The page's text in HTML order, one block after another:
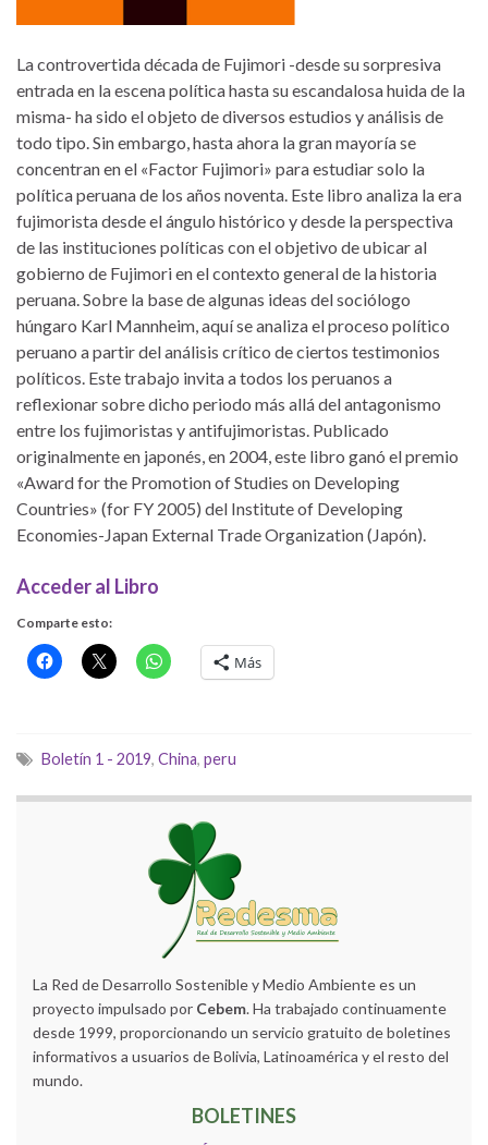
La controvertida década de Fujimori -desde su sorpresiva
entrada en la escena política hasta su escandalosa huida de la
misma- ha sido el objeto de diversos estudios y análisis de
todo tipo. Sin embargo, hasta ahora la gran mayoría se
concentran en el «Factor Fujimori» para estudiar solo la
política peruana de los años noventa. Este libro analiza la era
fujimorista desde el ángulo histórico y desde la perspectiva
de las instituciones políticas con el objetivo de ubicar al
gobierno de Fujimori en el contexto general de la historia
peruana. Sobre la base de algunas ideas del sociólogo
húngaro Karl Mannheim, aquí se analiza el proceso político
peruano a partir del análisis crítico de ciertos testimonios
políticos. Este trabajo invita a todos los peruanos a
reflexionar sobre dicho periodo más allá del antagonismo
entre los fujimoristas y antifujimoristas. Publicado
originalmente en japonés, en 2004, este libro ganó el premio
«Award for the Promotion of Studies on Developing
Countries» (for FY 2005) del Institute of Developing
Economies-Japan External Trade Organization (Japón).
Acceder al Libro
Comparte esto:
Más
Boletín 1 - 2019, China, peru
La Red de Desarrollo Sostenible y Medio Ambiente es un
proyecto impulsado por Cebem. Ha trabajado continuamente
desde 1999, proporcionando un servicio gratuito de boletines
informativos a usuarios de Bolivia, Latinoamérica y el resto del
mundo.
BOLETINES